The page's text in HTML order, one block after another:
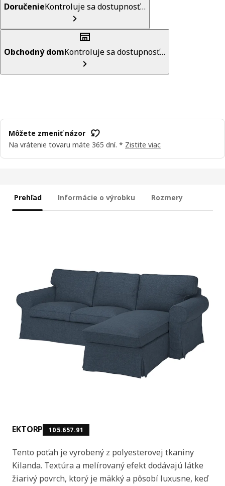
DoručenieKontroluje sa dostupnosť…
Obchodný domKontroluje sa dostupnosť…
Môžete zmeniť názor
Na vrátenie tovaru máte 365 dní. * Zistite viac
Prehľad Informácie o výrobku Rozmery
EKTORP 105.657.91
Tento poťah je vyrobený z polyesterovej tkaniny
Kilanda. Textúra a melírovaný efekt dodávajú látke
žiarivý povrch, ktorý je mäkký a pôsobí luxusne, keď